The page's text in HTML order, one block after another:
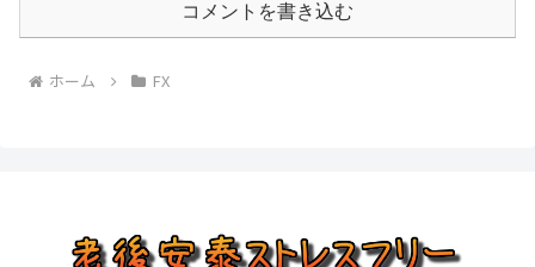
コメントを書き込む
ホーム FX